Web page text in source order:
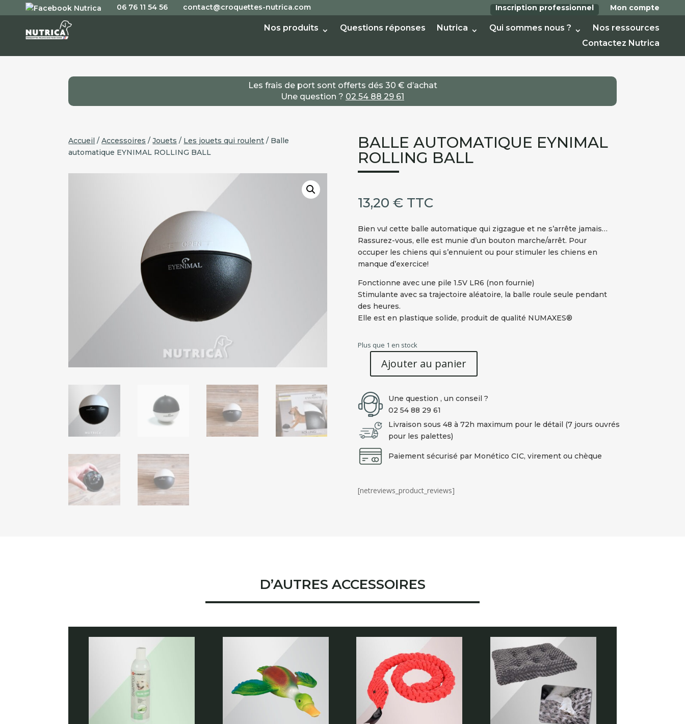
06 76 11 54 56 contact@croquettes-nutrica.com Inscription professionnel Mon compte
Nos produits Questions réponses Nutrica Qui sommes nous ?
Nos ressources
Contactez Nutrica
Les frais de port sont offerts dés 30 € d’achat
Une question ? 02 54 88 29 61
Accueil /Accessoires /Jouets / Les jouets qui roulent / Balle
automatique EYNIMAL ROLLING BALL
BALLE AUTOMATIQUE EYNIMAL
ROLLING BALL
13,20 € TTC
Bien vu! cette balle automatique qui zigzague et ne s’arrête jamais…
Rassurez-vous, elle est munie d’un bouton marche/arrêt. Pour
occuper les chiens qui s’ennuient ou pour stimuler les chiens en
manque d’exercice!
Fonctionne avec une pile 1.5V LR6 (non fournie)
Stimulante avec sa trajectoire aléatoire, la balle roule seule pendant
des heures.
Elle est en plastique solide, produit de qualité NUMAXES®
Plus que 1 en stock
quantité
Balle
automatique
EYNIMAL
ROLLING
BALL
Ajouter au panier
Une question , un conseil ?
02 54 88 29 61
Livraison sous 48 à 72h maximum pour le détail (7 jours ouvrés
pour les palettes)
Paiement sécurisé par Monético CIC, virement ou chèque
[netreviews_product_reviews]
D’AUTRES ACCESSOIRES